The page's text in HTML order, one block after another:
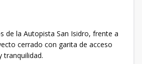
de la Autopista San Isidro, frente a
cerrado con garita de acceso
tranquilidad.